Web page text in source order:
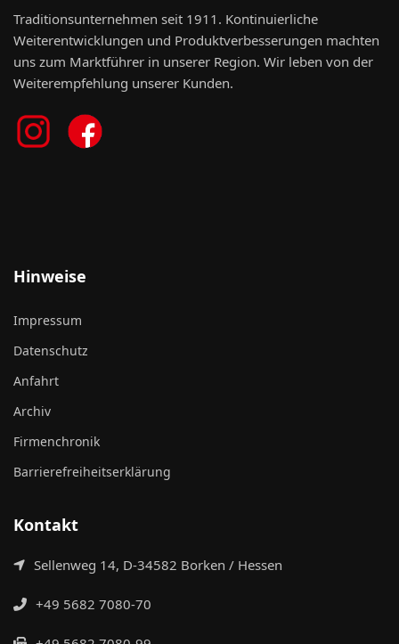
Traditionsunternehmen seit 1911. Kontinuierliche
Weiterentwicklungen und Produktverbesserungen machten
uns zum Marktführer in unserer Region. Wir leben von der
Weiterempfehlung unserer Kunden.
Hinweise
Impressum
Datenschutz
Anfahrt
Archiv
Firmenchronik
Barrierefreiheitserklärung
Kontakt
Sellenweg 14, D-34582 Borken / Hessen
+49 5682 7080-70